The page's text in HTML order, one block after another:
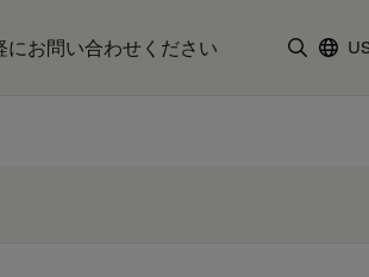
にお問い合わせください